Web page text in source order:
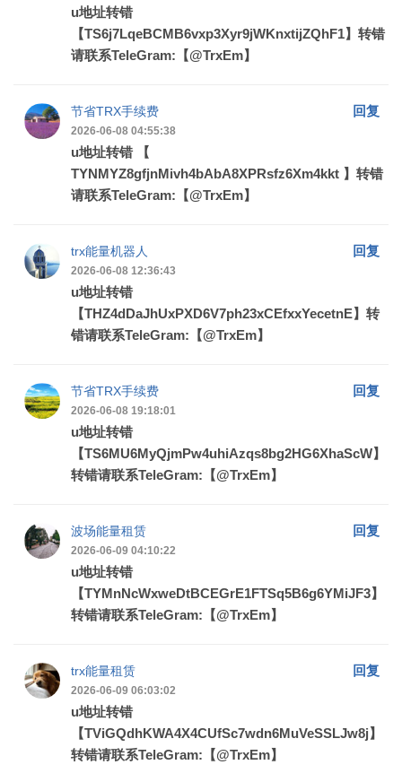
u地址转错
【TS6j7LqeBCMB6vxp3Xyr9jWKnxtijZQhF1】转错
请联系TeleGram:【@TrxEm】
节省TRX手续费 回复
2026-06-08 04:55:38
u地址转错 【
TYNMYZ8gfjnMivh4bAbA8XPRsfz6Xm4kkt 】转错
请联系TeleGram:【@TrxEm】
trx能量机器人 回复
2026-06-08 12:36:43
u地址转错
【THZ4dDaJhUxPXD6V7ph23xCEfxxYecetnE】转
错请联系TeleGram:【@TrxEm】
节省TRX手续费 回复
2026-06-08 19:18:01
u地址转错
【TS6MU6MyQjmPw4uhiAzqs8bg2HG6XhaScW】
转错请联系TeleGram:【@TrxEm】
波场能量租赁 回复
2026-06-09 04:10:22
u地址转错
【TYMnNcWxweDtBCEGrE1FTSq5B6g6YMiJF3】
转错请联系TeleGram:【@TrxEm】
trx能量租赁 回复
2026-06-09 06:03:02
u地址转错
【TViGQdhKWA4X4CUfSc7wdn6MuVeSSLJw8j】
转错请联系TeleGram:【@TrxEm】